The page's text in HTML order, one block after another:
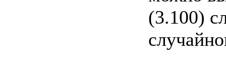
(3.100)